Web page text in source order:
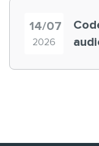
14/07
2026